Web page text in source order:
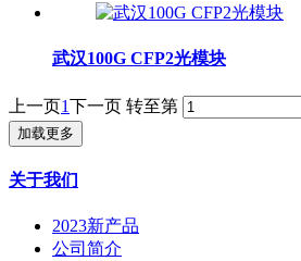
武汉100G CFP2光模块
上一页1下一页 转至第
加载更多
关于我们
2023新产品
公司简介